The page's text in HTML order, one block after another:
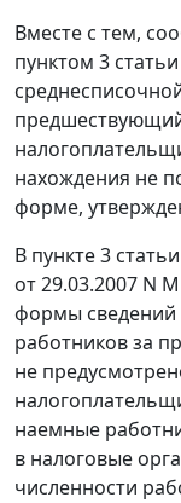
Вместе с тем,
пунктом 3
нахождения не
форме,
В пункте 3
от 29.03.2007 N
формы сведений
работников за
не
наемные
в налоговые
численности